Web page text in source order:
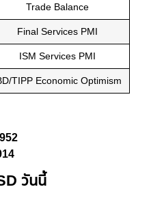
Trade Balance
Final Services PMI
ISM Services PMI
TIPP Economic Optimism
วันนี้